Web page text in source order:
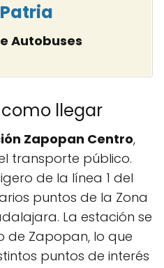
Autobuses
llegar
Zapopan Centro,
transporte público.
de la línea 1 del
puntos de la Zona
La estación se
de Zapopan, lo que
puntos de interés